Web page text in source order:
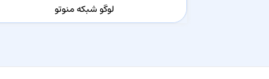
لوگو شبکه منوتو